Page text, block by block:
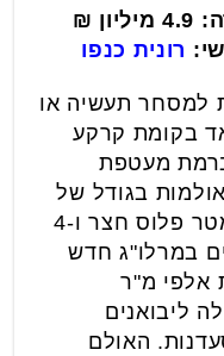
₪
רונית כנפו
למסחר תעשיה או
בקומת קרקע
מעטפת
בגודל של
240 מטר עם גלריה של 60 מטר פלוס חצר ו-4
השטחים במרלו"ג חדש
אלפי מ"ר
ליבואנים
האולם